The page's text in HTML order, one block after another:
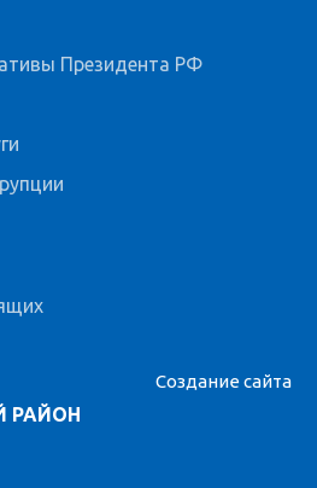
РАЙОН
Президента РФ
Создание сайта